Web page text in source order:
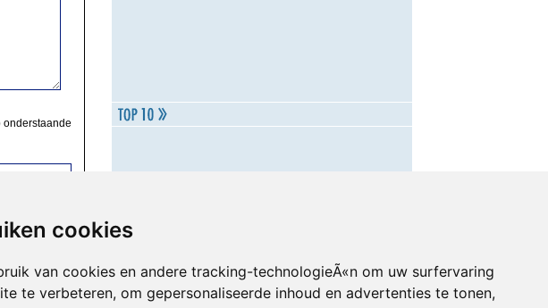
cookies
van cookies en andere tracking-technologieÃ«n om uw surfervaring
te verbeteren, om gepersonaliseerde inhoud en advertenties te tonen,
onderstaande
Account